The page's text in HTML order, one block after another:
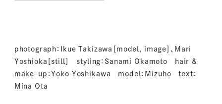
photograph：Ikue Takizawa［model, image］、Mari
Yoshioka［still］ styling：Sanami Okamoto hair &
make-up：Yoko Yoshikawa model：Mizuho text：
Mina Ota